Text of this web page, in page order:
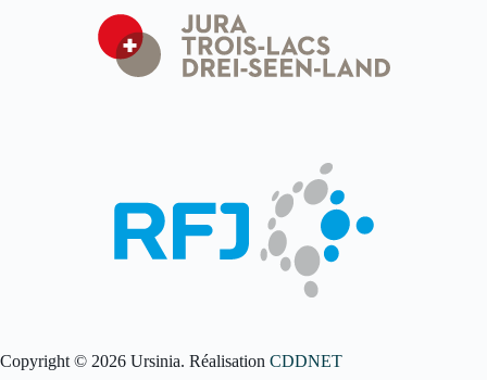
Copyright © 2026 Ursinia. Réalisation CDDNET